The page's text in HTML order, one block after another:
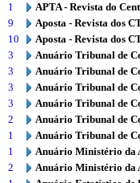
1
APTA - Revista do
9
Aposta - Revista dos
10
Aposta - Revista dos
3
Anuário Tribunal de
3
Anuário Tribunal de
3
Anuário Tribunal de
3
Anuário Tribunal de
2
Anuário Tribunal de
1
Anuário Tribunal de
1
Anuário Ministério da
2
Anuário Ministério da